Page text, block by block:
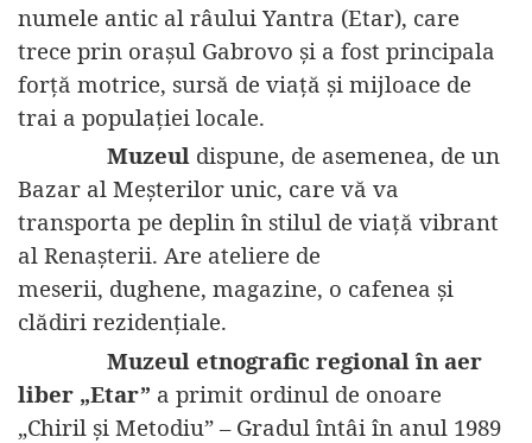
numele antic al râului Yantra (Etar), care
trece prin orașul Gabrovo și a fost principala
forță motrice, sursă de viață și mijloace de
trai a populației locale.
Muzeul dispune, de asemenea, de un
Bazar al Meșterilor unic, care vă va
transporta pe deplin în stilul de viață vibrant
al Renașterii. Are ateliere de
meserii, dughene, magazine, o cafenea și
clădiri rezidențiale.
Muzeul etnografic regional în aer
liber „Etar” a primit ordinul de onoare
„Chiril și Metodiu” – Gradul întâi în anul 1989